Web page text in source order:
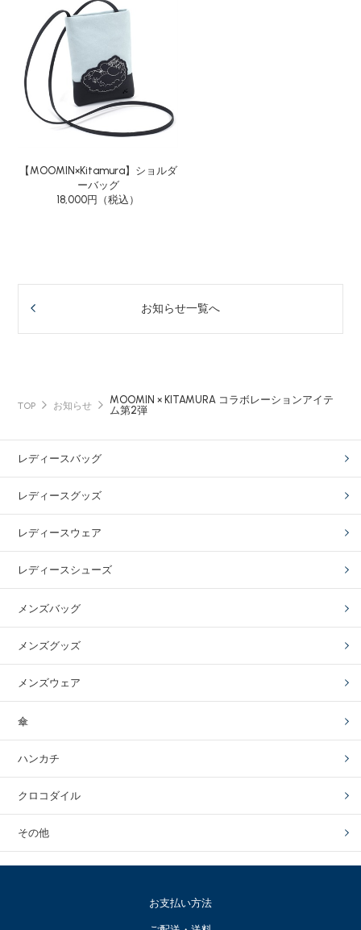
【MOOMIN×Kitamura】ショルダ
ーバッグ
18,000円（税込）
お知らせ一覧へ
TOP お知らせ
MOOMIN × KITAMURA コラボレーションアイテ
ム第2弾
レディースバッグ
レディースグッズ
レディースウェア
レディースシューズ
メンズバッグ
メンズグッズ
メンズウェア
傘
ハンカチ
クロコダイル
その他
お支払い方法